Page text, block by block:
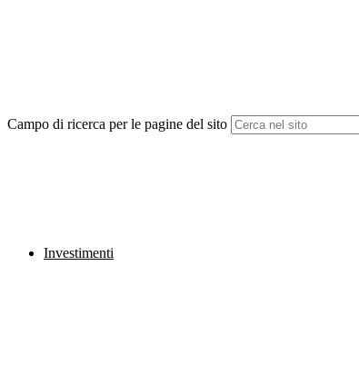
Campo di ricerca per le pagine del sito
Investimenti